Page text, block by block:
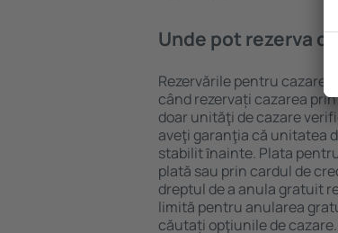
Unde pot rezerva
Rezervările pentru cazare
când rezervați cazarea
doar unităţi de cazare
aveţi garanţia că unitatea
stabilit ȋnainte. Plata
plată sau prin cardul de
dreptul de a anula gratuit
limită pentru anularea
căutați opţiunile de cazare.